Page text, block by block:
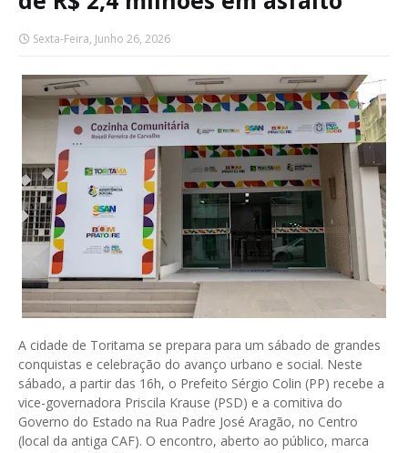
Sexta-Feira, Junho 26, 2026
A cidade de Toritama se prepara para um sábado de grandes
conquistas e celebração do avanço urbano e social. Neste
sábado, a partir das 16h, o Prefeito Sérgio Colin (PP) recebe a
vice-governadora Priscila Krause (PSD) e a comitiva do
Governo do Estado na Rua Padre José Aragão, no Centro
(local da antiga CAF). O encontro, aberto ao público, marca